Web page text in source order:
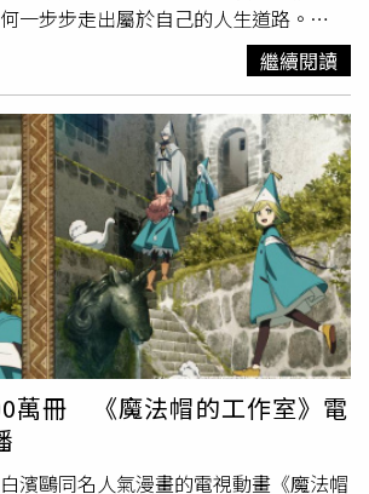
碑，真正想完成的，是讓承勳的離開成
讓更多孩子因此獲得保護。另一方面，
未定案。原本案件預計7月底宣判，但
論，因此判決時間再度延後。楊爸爸表
認定兩名少年已有悔意，民事程序應能
攻防卻讓家屬十分失望。他直言，對方
在言語，真正關心的只是如何少賠、不
容，持刀行兇的郭姓少年及父親主張，
均有工作，未來退休後仍有退休金，加
租金收入及股票等資產，因此認為扶養
金額過高。至於涉嫌教唆犯案的林姓少
意，並主張自己案發時僅是國三學生，
恐怕會摧毀日後進入社會的信心及生活
生活能力。這番說法讓楊家難以接受。
她擔心自己的未來，那我們孩子的未來
給我們？」此外，林女父母在法庭上表
責任，不僅提醒女兒不得從事危險行
一步步走出屬於自己的人生道路。
》第二季正式登場，以知性且溫暖
眾走進16位台灣女性的人生故事。（圖
本季陣容星光熠熠，包括第57屆金鐘獎
獲得最佳男主角的歌仔戲演員陳亞蘭、
稱的恆崇企業董事長張繼華、自行車新
麗珠、飲食旅遊作家暨譯者韓良憶、成
泳者許汶而、台灣凍卵協會理事長曾琬
創辦人邱懷萱等人，從各自的人生
改變命運的重要決定。其中，陳亞蘭的
。她三歲起便跟隨父母加入「寶銀社少
灣野台戲一路走到國家劇院舞台，歷經
等不同歷練，生、旦、淨、末、丑皆曾
功底。2022年，陳亞蘭以《嘉慶君遊
鐘獎戲劇節目男主角獎，成為台灣影視
得該獎項的女性演員，寫下歷史新頁。
獎不是終點，而是延續傳統文化、傾其
繼續閱讀
萬冊 《魔法帽的工作室》電
濱鷗同名人氣漫畫的電視動畫《魔法帽